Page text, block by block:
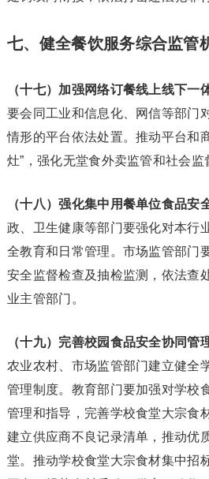
七、健全餐饮服务综合监管
（十七）加强网络订餐线上线下一
要会同工业和信息化、网信等部门
情形的平台依法处置。推动平台和
灶”，强化无堂食外卖监管和社会监
（十八）强化集中用餐单位食品安
政、卫生健康等部门要强化对本行
全教育和日常管理。市场监管部门
安全监督检查及抽检监测，依法查
业主管部门。
（十九）完善校园食品安全协同管
农业农村、市场监管部门建立健全
管理制度。教育部门要加强对学校
管理和指导，完善学校食堂大宗食
建立供应商不良记录清单，推动优
堂。推动学校食堂大宗食材集中招